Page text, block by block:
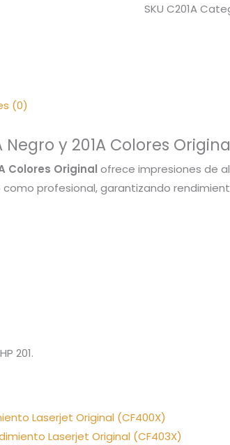
SKU C201A
(0)
y 201A Colores
Colores Original ofrece impresiones de
profesional, garantizando
201.
Laserjet Original (CF400X)
Laserjet Original (CF403X)